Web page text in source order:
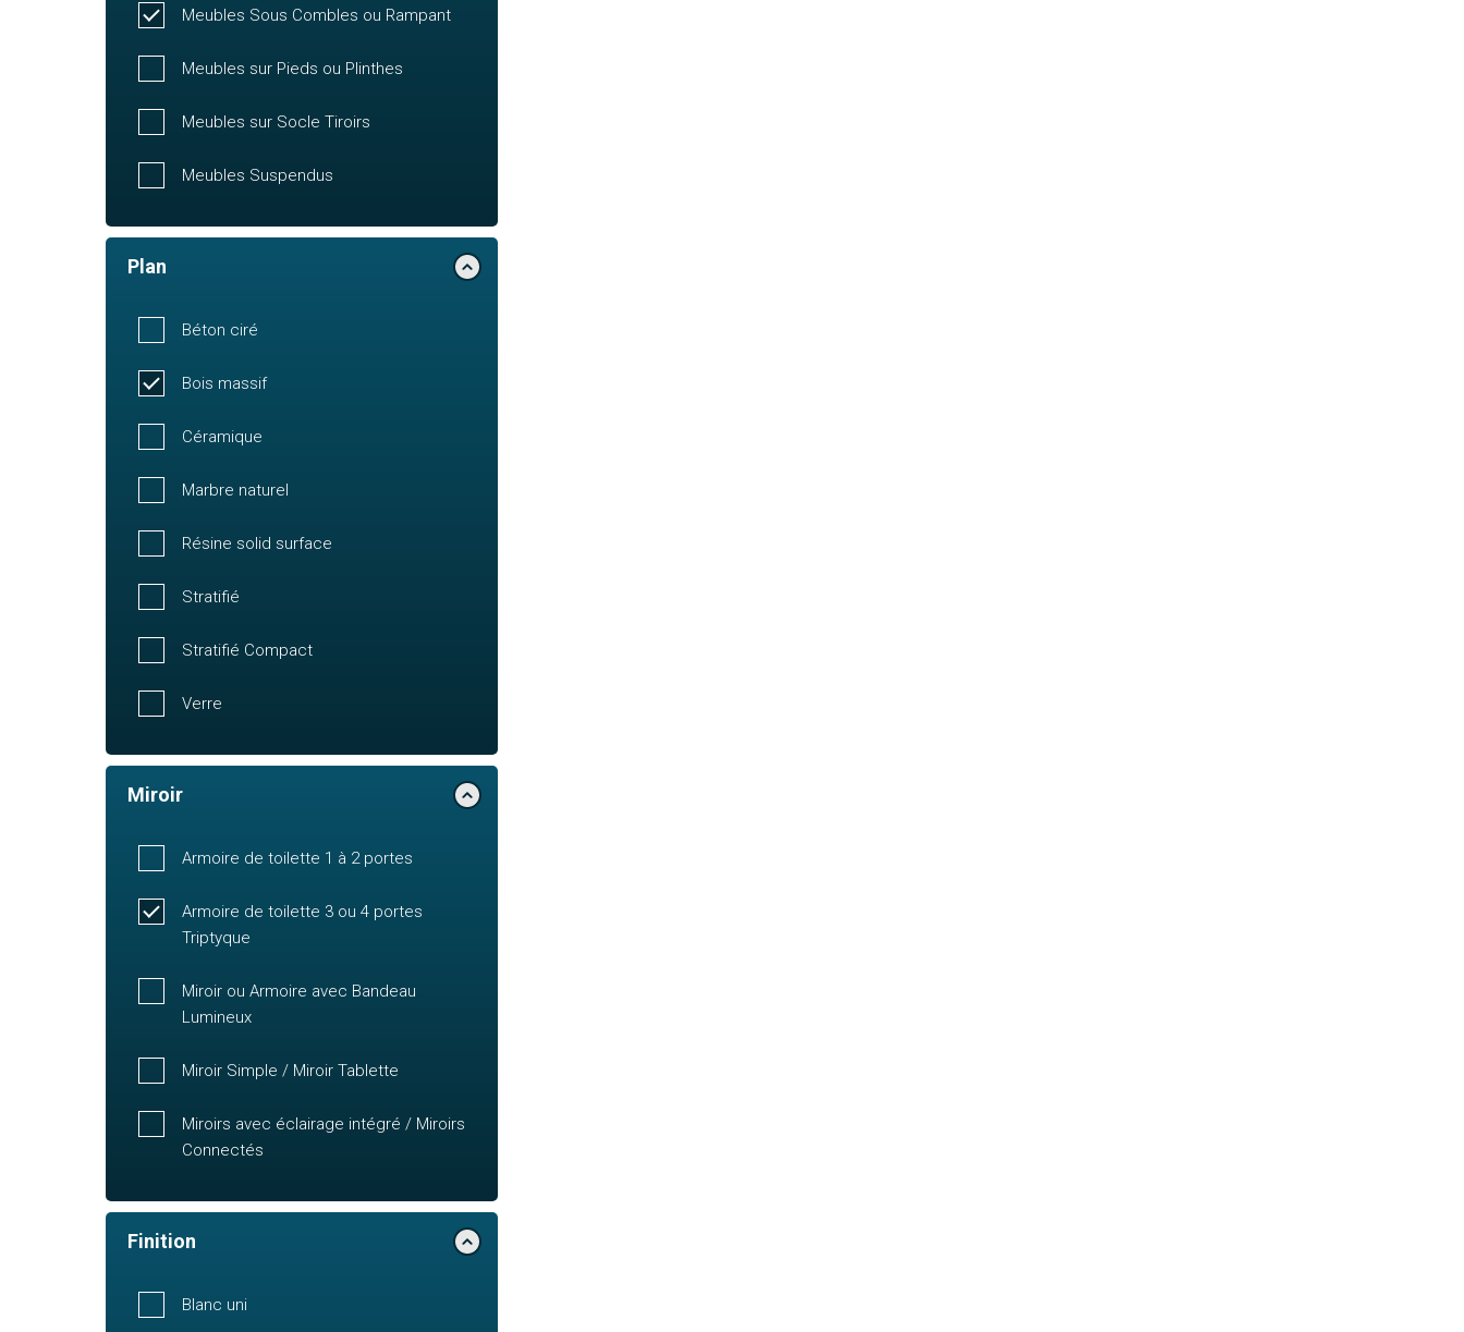
Meubles Sous Combles ou Rampant
Meubles sur Pieds ou Plinthes
Meubles sur Socle Tiroirs
Meubles Suspendus
Plan
Béton ciré
Bois massif
Céramique
Marbre naturel
Résine solid surface
Stratifié
Stratifié Compact
Verre
Miroir
Armoire de toilette 1 à 2 portes
Armoire de toilette 3 ou 4 portes
Triptyque
Miroir ou Armoire avec Bandeau
Lumineux
Miroir Simple / Miroir Tablette
Miroirs avec éclairage intégré / Miroirs
Connectés
Finition
Blanc uni